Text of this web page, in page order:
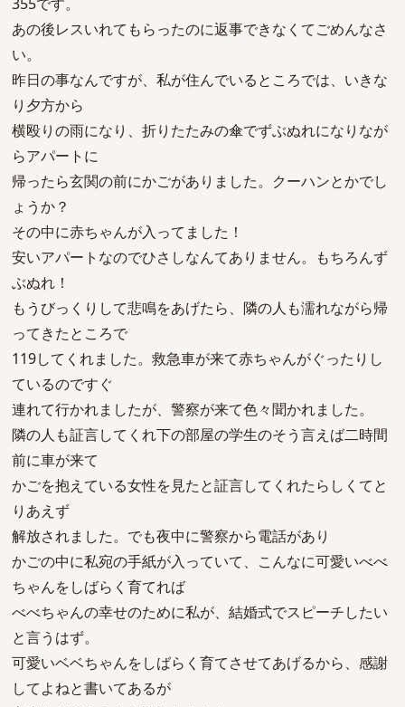
あの後レスいれてもらったのに返事できなくてごめんなさ
い。
昨日の事なんですが、私が住んでいるところでは、いきな
り夕方から
横殴りの雨になり、折りたたみの傘でずぶぬれになりなが
らアパートに
帰ったら玄関の前にかごがありました。クーハンとかでし
ょうか？
その中に赤ちゃんが入ってました！
安いアパートなのでひさしなんてありません。もちろんず
ぶぬれ！
もうびっくりして悲鳴をあげたら、隣の人も濡れながら帰
ってきたところで
119してくれました。救急車が来て赤ちゃんがぐったりし
ているのですぐ
連れて行かれましたが、警察が来て色々聞かれました。
隣の人も証言してくれ下の部屋の学生のそう言えば二時間
前に車が来て
かごを抱えている女性を見たと証言してくれたらしくてと
りあえず
解放されました。でも夜中に警察から電話があり
かごの中に私宛の手紙が入っていて、こんなに可愛いべべ
ちゃんをしばらく育てれば
べべちゃんの幸せのために私が、結婚式でスピーチしたい
と言うはず。
可愛いベベちゃんをしばらく育てさせてあげるから、感謝
してよねと書いてあるが